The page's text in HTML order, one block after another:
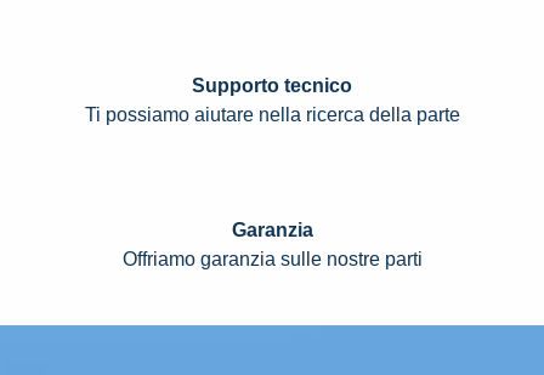
Supporto tecnico
Ti possiamo aiutare nella ricerca della parte
Garanzia
Offriamo garanzia sulle nostre parti